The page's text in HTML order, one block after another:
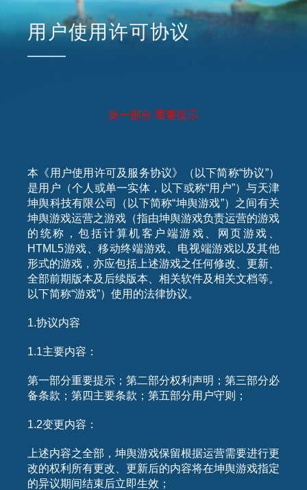
用户使用许可协议
第一部分 重要提示
本《用户使用许可及服务协议》（以下简称“协议”）
是用户（个人或单一实体，以下或称“用户”）与天津
坤舆科技有限公司（以下简称“坤舆游戏”）之间有关
坤舆游戏运营之游戏（指由坤舆游戏负责运营的游戏
的统称，包括计算机客户端游戏、网页游戏、
HTML5游戏、移动终端游戏、电视端游戏以及其他
形式的游戏，亦应包括上述游戏之任何修改、更新、
全部前期版本及后续版本、相关软件及相关文档等。
以下简称“游戏”）使用的法律协议。
1.协议内容
1.1主要内容：
第一部分重要提示；第二部分权利声明；第三部分必
备条款；第四主要条款；第五部分用户守则；
1.2变更内容：
上述内容之全部，坤舆游戏保留根据运营需要进行更
改的权利所有更改、更新后的内容将在坤舆游戏指定
的异议期间结束后立即生效；